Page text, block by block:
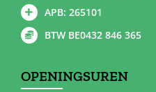
APB: 265101
BTW BE0432 846 365
OPENINGSUREN